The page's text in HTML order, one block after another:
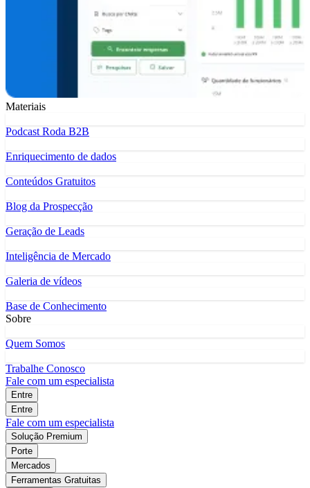
Materiais
Podcast Roda B2B
Enriquecimento de dados
Conteúdos Gratuitos
Blog da Prospecção
Geração de Leads
Inteligência de Mercado
Galeria de vídeos
Base de Conhecimento
Sobre
Quem Somos
Trabalhe Conosco
Fale com um especialista
Entre
Entre
Fale com um especialista
Solução Premium
Porte
Mercados
Ferramentas Gratuitas